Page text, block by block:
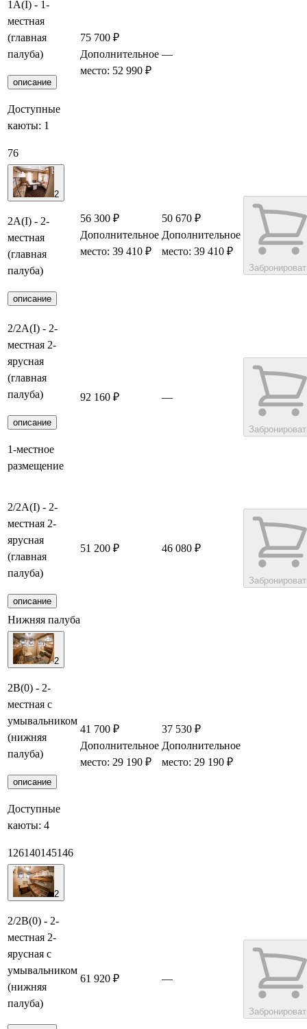
1А(I) - 1-
местная
(главная
палуба)
описание
Доступные
каюты: 1
76
75 700 ₽
Дополнительное
место: 52 990 ₽
—
2
2А(I) - 2-
местная
(главная
палуба)
описание
56 300 ₽
Дополнительное
место: 39 410 ₽
50 670 ₽
Дополнительное
место: 39 410 ₽
2/2А(I) - 2-
местная 2-
ярусная
(главная
палуба)
описание
1-местное
размещение
92 160 ₽ —
2/2А(I) - 2-
местная 2-
ярусная
(главная
палуба)
описание
51 200 ₽ 46 080 ₽
Нижняя палуба
2
2В(0) - 2-
местная с
умывальником
(нижняя
палуба)
описание
Доступные
каюты: 4
126140145146
41 700 ₽
Дополнительное
место: 29 190 ₽
37 530 ₽
Дополнительное
место: 29 190 ₽
2
2/2В(0) - 2-
местная 2-
ярусная с
умывальником
(нижняя
палуба)
61 920 ₽ —